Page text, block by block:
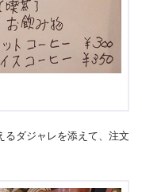
るダジャレを添えて、注文